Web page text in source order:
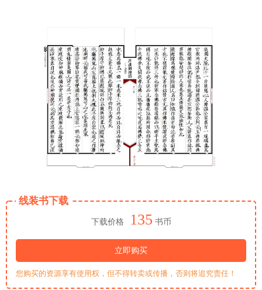
线装书下载
下载价格 135 书币
立即购买
您购买的资源享有使用权，但不得转卖或传播，否则将追究责任！